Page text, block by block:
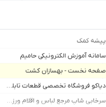
پیشه کمک
سامانه آموزش الکترونیکی حامیم
صفحه نخست - بهسازان کشت
دیاکو فروشگاه تخصصی قطعات تابلو روان و تلویزیون شهری
سرخابی شاپ مرجع لباس و اقلام ورزشی در ایران